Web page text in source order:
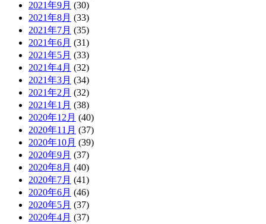
2021年9月 (30)
2021年8月 (33)
2021年7月 (35)
2021年6月 (31)
2021年5月 (33)
2021年4月 (32)
2021年3月 (34)
2021年2月 (32)
2021年1月 (38)
2020年12月 (40)
2020年11月 (37)
2020年10月 (39)
2020年9月 (37)
2020年8月 (40)
2020年7月 (41)
2020年6月 (46)
2020年5月 (37)
2020年4月 (37)